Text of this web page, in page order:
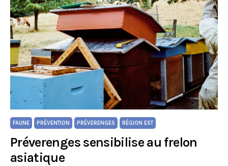
FAUNE PRÉVENTION PRÉVERENGES RÉGION EST
Préverenges sensibilise au frelon
asiatique